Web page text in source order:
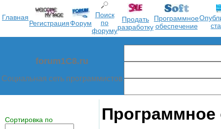
Главная
РегистрацияФорум
Поиск
по
форуму
Продать
разработку
Программное
обеспечение
forum1C8.ru
Социальная сеть программистов
Сортировка по Программное